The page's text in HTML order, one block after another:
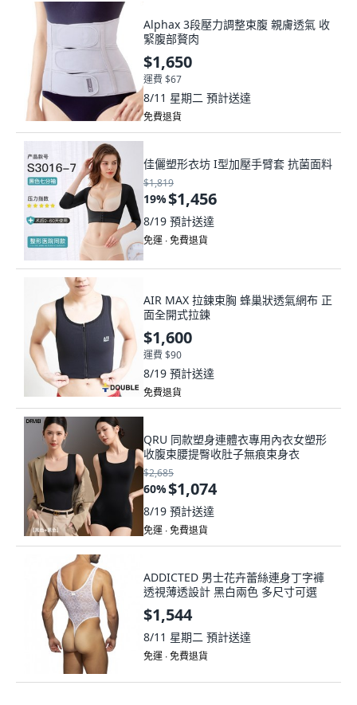
Alphax 3段壓力調整束腹 親膚透氣 收
緊腹部贅肉
$1,650
運費 $67
8/11 星期二 預計送達
免費退貨
佳儷塑形衣坊 I型加壓手臂套 抗菌面料
$1,819
19%$1,456
8/19 預計送達
免運 ∙ 免費退貨
AIR MAX 拉鍊束胸 蜂巢狀透氣網布 正
面全開式拉鍊
$1,600
運費 $90
8/19 預計送達
免費退貨
QRU 同款塑身連體衣專用內衣女塑形
收腹束腰提臀收肚子無痕束身衣
$2,685
60%$1,074
8/19 預計送達
免運 ∙ 免費退貨
ADDICTED 男士花卉蕾絲連身丁字褲
透視薄透設計 黑白兩色 多尺寸可選
$1,544
8/11 星期二 預計送達
免運 ∙ 免費退貨